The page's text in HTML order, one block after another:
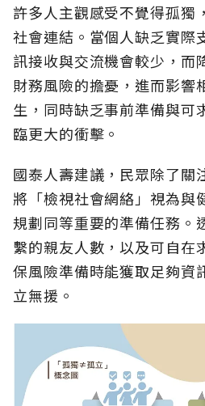
許多人主觀感受不覺得孤獨
社會連結。當個人缺乏實際
訊接收與交流機會較少，而
財務風險的擔憂，進而影響
生，同時缺乏事前準備與可
臨更大的衝擊。
國泰人壽建議，民眾除了關
將「檢視社會網絡」視為與
規劃同等重要的準備任務。
繫的親友人數，以及可自在
保風險準備時能獲取足夠資
立無援。